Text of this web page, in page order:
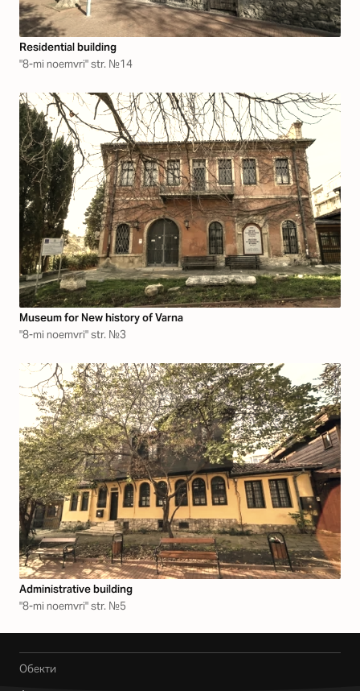
Residential building
"8-mi noemvri" str. №14
Museum for New history of Varna
"8-mi noemvri" str. №3
Аdministrative building
"8-mi noemvri" str. №5
Обекти